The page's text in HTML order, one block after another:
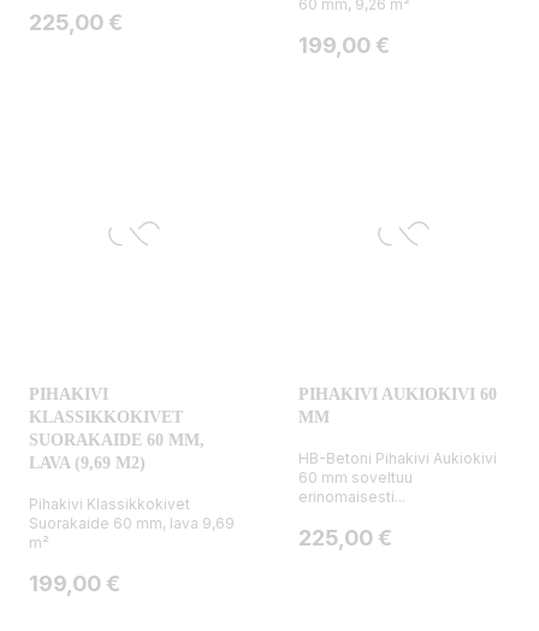
Hinta
225,00 €
60 mm, 9,26 m²
Hinta
199,00 €
PIHAKIVI
KLASSIKKOKIVET
SUORAKAIDE 60 MM,
LAVA (9,69 M2)
Pihakivi Klassikkokivet
Suorakaide 60 mm, lava 9,69
m²
Hinta
199,00 €
PIHAKIVI AUKIOKIVI 60
MM
HB-Betoni Pihakivi Aukiokivi
60 mm soveltuu
erinomaisesti...
Hinta
225,00 €